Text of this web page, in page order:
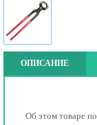
ОПИСАНИЕ
Об этом товаре